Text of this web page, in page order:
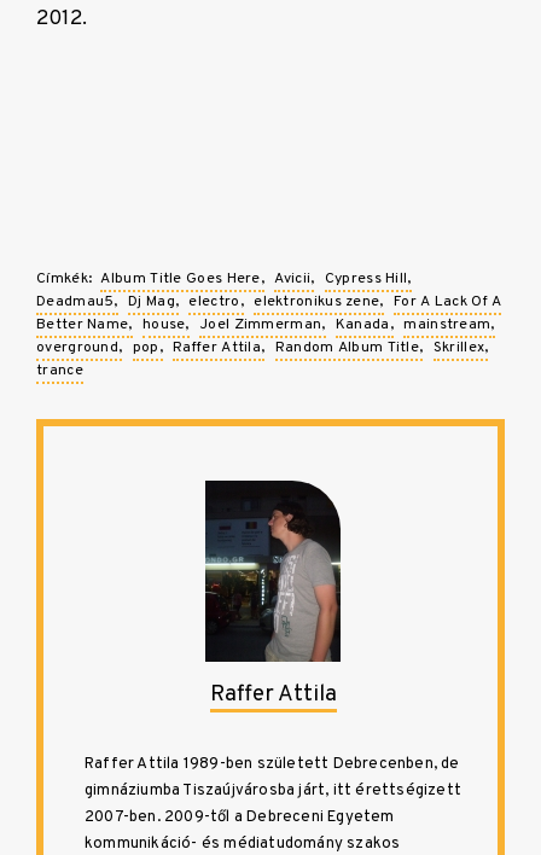
2012.
Címkék: Album Title Goes Here Avicii
Cypress Hill
Deadmau5
Dj Mag electro elektronikus zene
For A Lack Of A
Better Name
house Joel Zimmerman Kanada
mainstream
overground
pop Raffer Attila Random Album Title
Skrillex
trance
Raffer Attila
Raffer Attila 1989-ben született Debrecenben, de
gimnáziumba Tiszaújvárosba járt, itt érettségizett
2007-ben. 2009-től a Debreceni Egyetem
kommunikáció- és médiatudomány szakos